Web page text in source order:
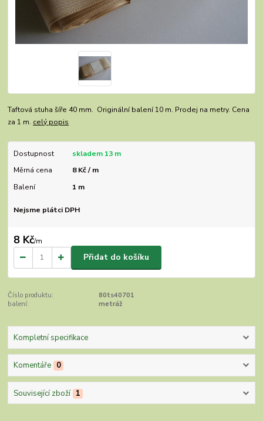
Taftová stuha šíře 40 mm. Originální balení 10 m. Prodej na metry. Cena
za 1 m. celý popis
Dostupnost
skladem 13 m
Měrná cena
8 Kč / m
Balení
1 m
Nejsme plátci DPH
8 Kč/m
Přidat do košíku
Číslo produktu:
80ts40701
balení:
metráž
Kompletní specifikace
Komentáře 0
Související zboží 1